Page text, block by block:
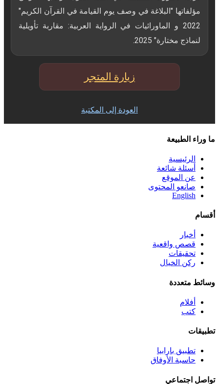
مؤلفاتها "البلاغة في وصف يوم القيامة في القرآن الكريم"
2022 و الماورائيات في الرواية العربية: مقاربة تأويلية
لنماذج مختارة" 2025.
زيارة المتجر
العودة إلى المكتبة
ما وراء الطبيعة
الرئيسية
أسئلة شائعة
عن الموقع
صانعو المحتوى
English
أقسام
أخبار
قصص واقعية
تحقيقات
ركن الخيال
وسائط متعددة
أفلام
كتب
تطبيقات
تطبيق بارابيا
حاسبة الأوفاق
تواصل اجتماعي